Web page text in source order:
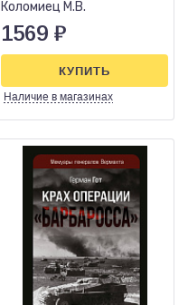
Коломиец М.В.
1569 ₽
Наличие в магазинах
КУПИТЬ